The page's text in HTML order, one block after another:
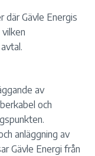
där Gävle Energis
av
och
anläggning av
Gävle Energi från